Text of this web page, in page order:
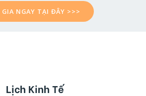
GIA NGAY TẠI ĐÂY >>>
Lịch Kinh Tế